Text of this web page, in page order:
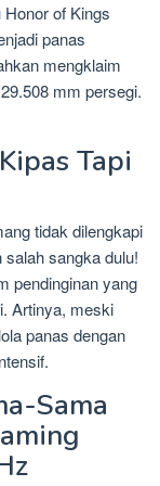
of Kings
panas
mengklaim
mm persegi.
Tapi
tidak dilengkapi
salah sangka dulu!
pendinginan yang
Artinya, meski
panas dengan
Sama